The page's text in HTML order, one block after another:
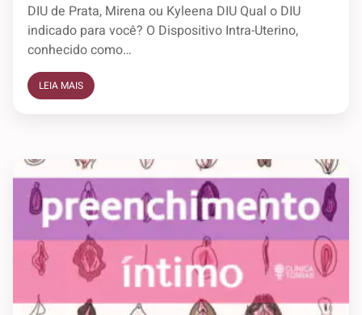
DIU de Prata, Mirena ou Kyleena DIU Qual o DIU
indicado para você? O Dispositivo Intra-Uterino,
conhecido como…
LEIA MAIS